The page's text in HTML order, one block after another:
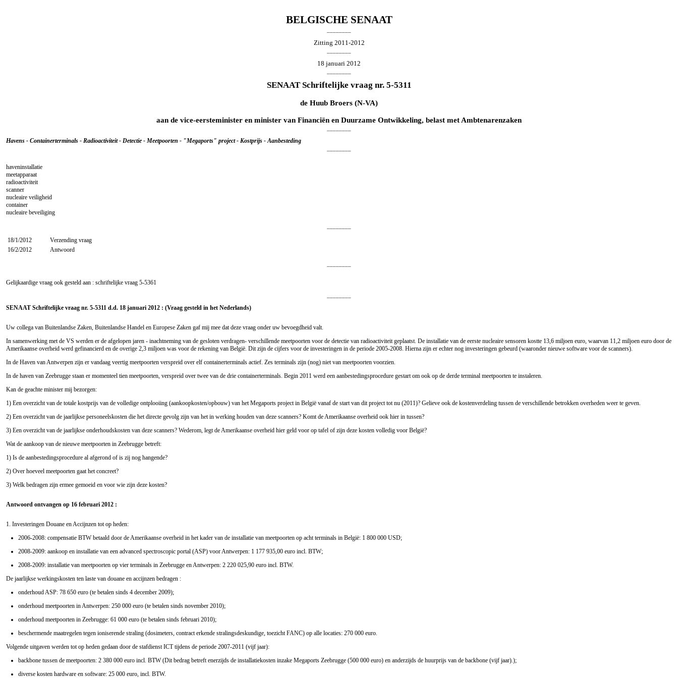
BELGISCHE SENAAT
Zitting 2011-2012
18 januari 2012
SENAAT Schriftelijke vraag nr. 5-5311
de Huub Broers (N-VA)
aan de vice-eersteminister en minister van Financiën en Duurzame Ontwikkeling, belast met Ambtenarenzaken
Havens - Containerterminals - Radioactiviteit - Detectie - Meetpoorten - "Megaports" project - Kostprijs - Aanbesteding
haveninstallatie
meetapparaat
radioactiviteit
scanner
nucleaire veiligheid
container
nucleaire beveiliging
18/1/2012
Verzending vraag
16/2/2012
Antwoord
Gelijkaardige vraag ook gesteld aan : schriftelijke vraag 5-5361
SENAAT Schriftelijke vraag nr. 5-5311 d.d. 18 januari 2012 : (Vraag gesteld in het Nederlands)
Uw collega van Buitenlandse Zaken, Buitenlandse Handel en Europese Zaken gaf mij mee dat deze vraag onder uw bevoegdheid valt.
In samenwerking met de VS werden er de afgelopen jaren - inachtneming van de gesloten verdragen- verschillende meetpoorten voor de detectie van radioactiviteit geplaatst. De installatie van de eerste nucleaire sensoren kostte 13,6 miljoen euro, waarvan 11,2 miljoen euro door de
Amerikaanse overheid werd gefinancierd en de overige 2,3 miljoen was voor de rekening van België. Dit zijn de cijfers voor de investeringen in de periode 2005-2008. Hierna zijn er echter nog investeringen gebeurd (waaronder nieuwe software voor de scanners).
In de Haven van Antwerpen zijn er vandaag veertig meetpoorten verspreid over elf containerterminals actief. Zes terminals zijn (nog) niet van meetpoorten voorzien.
In de haven van Zeebrugge staan er momenteel tien meetpoorten, verspreid over twee van de drie containerterminals. Begin 2011 werd een aanbestedingsprocedure gestart om ook op de derde terminal meetpoorten te instaleren.
Kan de geachte minister mij bezorgen:
1) Een overzicht van de totale kostprijs van de volledige ontplooiing (aankoopkosten/opbouw) van het Megaports project in België vanaf de start van dit project tot nu (2011)? Gelieve ook de kostenverdeling tussen de verschillende betrokken overheden weer te geven.
2) Een overzicht van de jaarlijkse personeelskosten die het directe gevolg zijn van het in werking houden van deze scanners? Komt de Amerikaanse overheid ook hier in tussen?
3) Een overzicht van de jaarlijkse onderhoudskosten van deze scanners? Wederom, legt de Amerikaanse overheid hier geld voor op tafel of zijn deze kosten volledig voor België?
Wat de aankoop van de nieuwe meetpoorten in Zeebrugge betreft:
1) Is de aanbestedingsprocedure al afgerond of is zij nog hangende?
2) Over hoeveel meetpoorten gaat het concreet?
3) Welk bedragen zijn ermee gemoeid en voor wie zijn deze kosten?
Antwoord ontvangen op 16 februari 2012 :
1. Investeringen Douane en Accijnzen tot op heden:
2006-2008: compensatie BTW betaald door de Amerikaanse overheid in het kader van de installatie van meetpoorten op acht terminals in België: 1 800 000 USD;
2008-2009: aankoop en installatie van een advanced spectroscopic portal (ASP) voor Antwerpen: 1 177 935,00 euro incl. BTW;
2008-2009: installatie van meetpoorten op vier terminals in Zeebrugge en Antwerpen: 2 220 025,90 euro incl. BTW.
De jaarlijkse werkingskosten ten laste van douane en accijnzen bedragen :
onderhoud ASP: 78 650 euro (te betalen sinds 4 december 2009);
onderhoud meetpoorten in Antwerpen: 250 000 euro (te betalen sinds november 2010);
onderhoud meetpoorten in Zeebrugge: 61 000 euro (te betalen sinds februari 2010);
beschermende maatregelen tegen ioniserende straling (dosimeters, contract erkende stralingsdeskundige, toezicht FANC) op alle locaties: 270 000 euro.
Volgende uitgaven werden tot op heden gedaan door de stafdienst ICT tijdens de periode 2007-2011 (vijf jaar):
backbone tussen de meetpoorten: 2 380 000 euro incl. BTW (Dit bedrag betreft enerzijds de installatiekosten inzake Megaports Zeebrugge (500 000 euro) en anderzijds de huurprijs van de backbone (vijf jaar).);
diverse kosten hardware en software: 25 000 euro, incl. BTW.